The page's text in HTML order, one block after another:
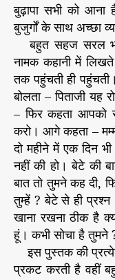
बुढ़ापा सभी को आना
बुजुर्गों के साथ अच्छा
बहुत सहज सरल
नामक कहानी में
तक पहुंचती ही
बोलता – पिताजी
– फिर कहता आपको
करो। आगे कहता –
दो महीने में एक दिन
नहीं की हो। बेटे की
बात तो तुमने कह दी,
तुम्हें ? बेटे से ही
खाना रखना ठीक है
हूं। कभी सोचा है तुमने
इस पुस्तक की प्रत्येक
प्रकट करती है वहीं